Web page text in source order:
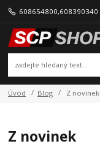
608654800,608390340
Úvod Blog Z novinek
Z novinek